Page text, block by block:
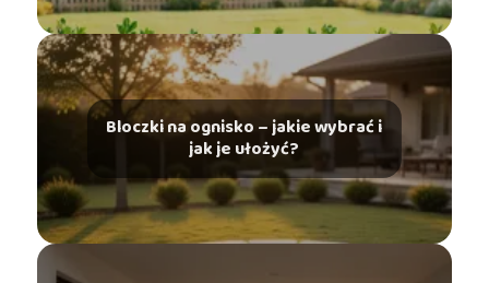
Bloczki na ognisko – jakie wybrać i
jak je ułożyć?